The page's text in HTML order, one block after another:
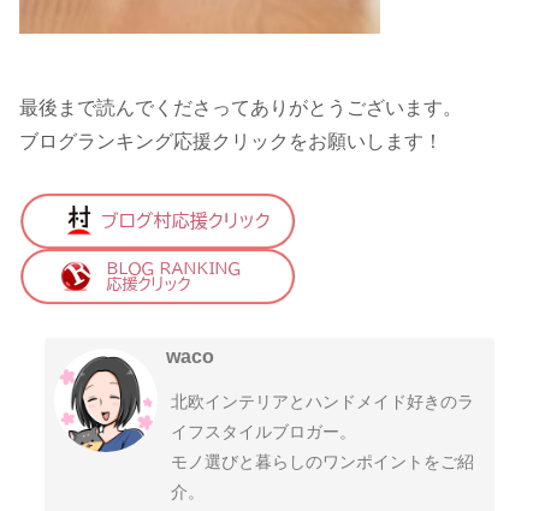
最後まで読んでくださってありがとうございます。
ブログランキング応援クリックをお願いします！
waco
北欧インテリアとハンドメイド好きのラ
イフスタイルブロガー。
モノ選びと暮らしのワンポイントをご紹
介。